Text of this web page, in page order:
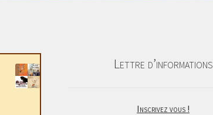
Lettre d’informations
Inscrivez vous !